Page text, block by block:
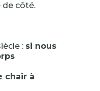
de côté.
: si nous
chair à